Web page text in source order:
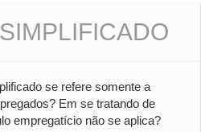
se refere somente a
Em se tratando de
empregatício não se aplica?